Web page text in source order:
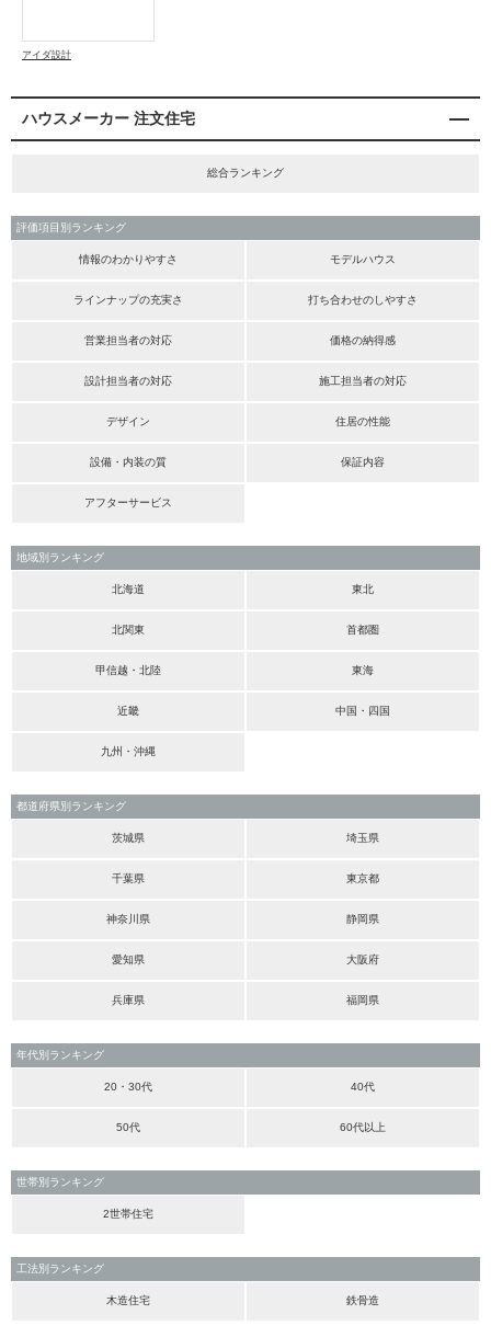
アイダ設計
ハウスメーカー 注文住宅
総合ランキング
評価項目別ランキング
情報のわかりやすさ モデルハウス
ラインナップの充実さ 打ち合わせのしやすさ
営業担当者の対応 価格の納得感
設計担当者の対応 施工担当者の対応
デザイン 住居の性能
設備・内装の質 保証内容
アフターサービス
地域別ランキング
北海道 東北
北関東 首都圏
甲信越・北陸 東海
近畿 中国・四国
九州・沖縄
都道府県別ランキング
茨城県 埼玉県
千葉県 東京都
神奈川県 静岡県
愛知県 大阪府
兵庫県 福岡県
年代別ランキング
20・30代 40代
50代 60代以上
世帯別ランキング
2世帯住宅
工法別ランキング
木造住宅 鉄骨造